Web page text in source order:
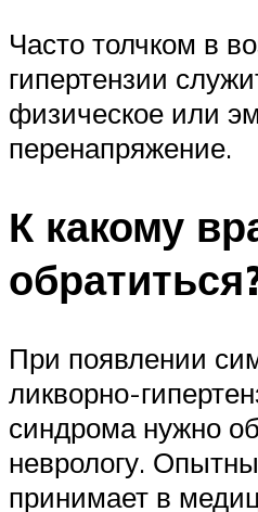
Часто толчком в
гипертензии
физическое или
перенапряжение.
К какому
При появлении
ликворно-
синдрома нужно
неврологу.
принимает в